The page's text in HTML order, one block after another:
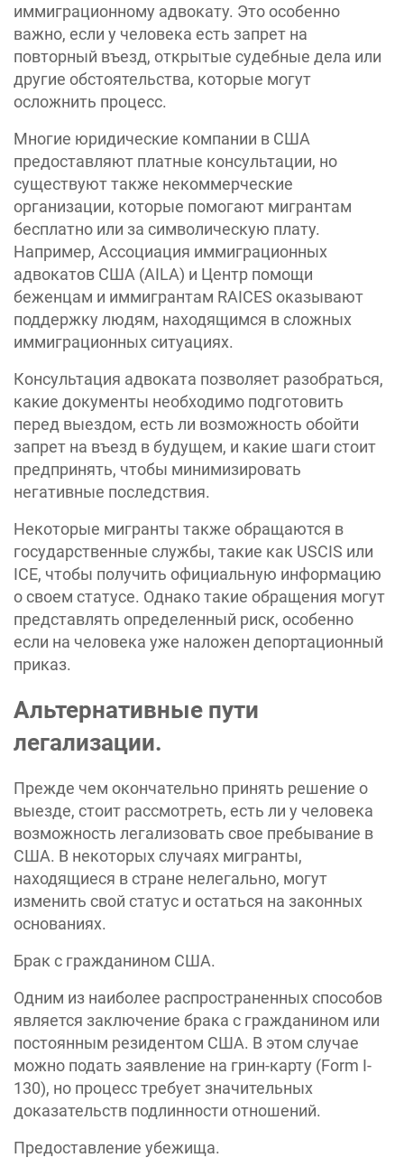
иммиграционному адвокату. Это особенно
важно, если у человека есть запрет на
повторный въезд, открытые судебные дела или
другие обстоятельства, которые могут
осложнить процесс.
Многие юридические компании в США
предоставляют платные консультации, но
существуют также некоммерческие
организации, которые помогают мигрантам
бесплатно или за символическую плату.
Например, Ассоциация иммиграционных
адвокатов США (AILA) и Центр помощи
беженцам и иммигрантам RAICES оказывают
поддержку людям, находящимся в сложных
иммиграционных ситуациях.
Консультация адвоката позволяет разобраться,
какие документы необходимо подготовить
перед выездом, есть ли возможность обойти
запрет на въезд в будущем, и какие шаги стоит
предпринять, чтобы минимизировать
негативные последствия.
Некоторые мигранты также обращаются в
государственные службы, такие как USCIS или
ICE, чтобы получить официальную информацию
о своем статусе. Однако такие обращения могут
представлять определенный риск, особенно
если на человека уже наложен депортационный
приказ.
Альтернативные пути
легализации.
Прежде чем окончательно принять решение о
выезде, стоит рассмотреть, есть ли у человека
возможность легализовать свое пребывание в
США. В некоторых случаях мигранты,
находящиеся в стране нелегально, могут
изменить свой статус и остаться на законных
основаниях.
Брак с гражданином США.
Одним из наиболее распространенных способов
является заключение брака с гражданином или
постоянным резидентом США. В этом случае
можно подать заявление на грин-карту (Form I-
130), но процесс требует значительных
доказательств подлинности отношений.
Предоставление убежища.